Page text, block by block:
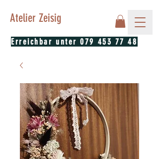
Erreichbar unter079 453 77 48
Atelier Zeisig